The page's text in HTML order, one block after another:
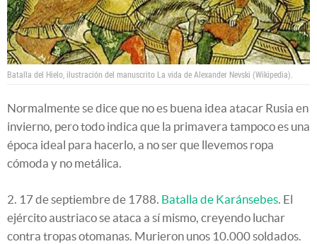
Batalla del Hielo, ilustración del manuscrito La vida de Alexander Nevski (Wikipedia).
Normalmente se dice que no es buena idea atacar Rusia en
invierno, pero todo indica que la primavera tampoco es una
época ideal para hacerlo, a no ser que llevemos ropa
cómoda y no metálica.
2. 17 de septiembre de 1788. Batalla de Karánsebes. El
ejército austriaco se ataca a sí mismo, creyendo luchar
contra tropas otomanas. Murieron unos 10.000 soldados.